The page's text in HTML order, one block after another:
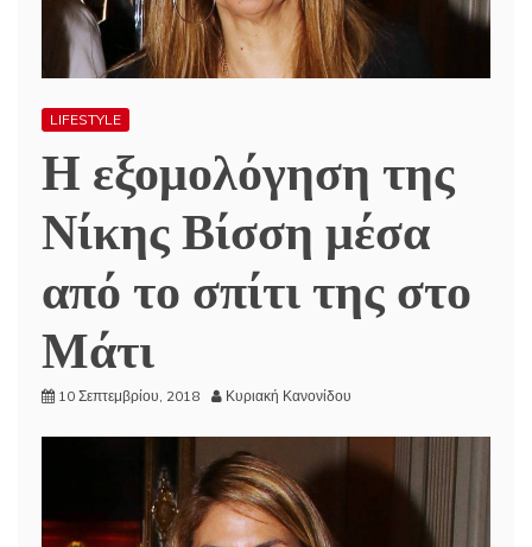
LIFESTYLE
Η εξομολόγηση της
Νίκης Βίσση μέσα
από το σπίτι της στο
Μάτι
10 Σεπτεμβρίου, 2018 Κυριακή Κανονίδου